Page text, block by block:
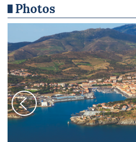
Photos